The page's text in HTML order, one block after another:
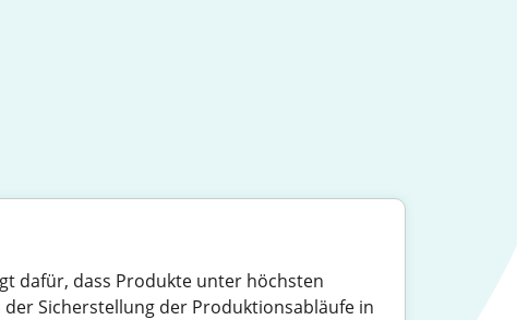
dafür, dass Produkte unter höchsten
Sicherstellung der Produktionsabläufe in